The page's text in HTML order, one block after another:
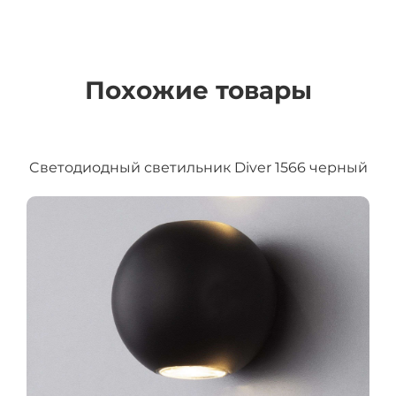
Похожие товары
Cветодиодный светильник Diver 1566 черный